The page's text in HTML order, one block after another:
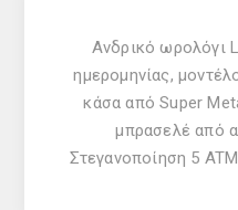
Ανδρικό ωρολόγι
ημερομηνίας,
κάσα από Super
μπρασελέ από
Στεγανοποίηση 5